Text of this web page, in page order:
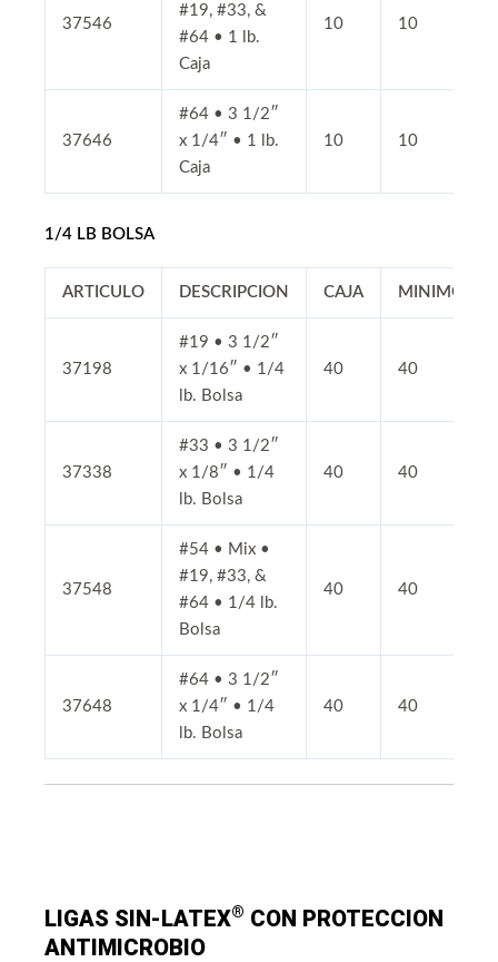
37546
#19, #33, &
#64 • 1 lb.
Caja
10 10
37646
#64 • 3 1/2″
x 1/4″ • 1 lb.
Caja
10 10
1/4 LB BOLSA
ARTICULO DESCRIPCION CAJA MINIMO
37198
#19 • 3 1/2″
x 1/16″ • 1/4
lb. Bolsa
40 40
37338
#33 • 3 1/2″
x 1/8″ • 1/4
lb. Bolsa
40 40
37548
#54 • Mix •
#19, #33, &
#64 • 1/4 lb.
Bolsa
40 40
37648
#64 • 3 1/2″
x 1/4″ • 1/4
lb. Bolsa
40 40
LIGAS SIN-LATEX® CON PROTECCION
ANTIMICROBIO